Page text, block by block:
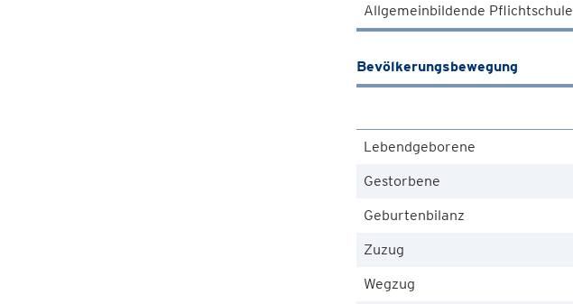
Allgemeinbildende Pflichtschule
Bevölkerungsbewegung
Lebendgeborene
Gestorbene
Geburtenbilanz
Zuzug
Wegzug